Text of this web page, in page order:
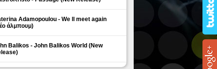
Adamopoulou - We ll meet again
άλμπουμ)
Balikos - John Balikos World (New